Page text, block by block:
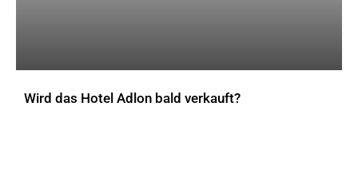
Wird das Hotel Adlon bald verkauft?